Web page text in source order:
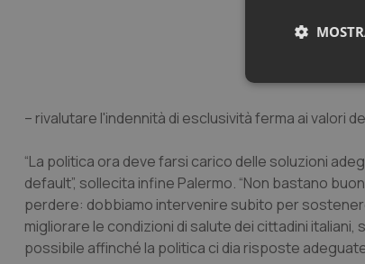
– rivalutare l'indennità di esclusività ferma ai valori
“La politica ora deve farsi carico delle soluzioni
default”, sollecita infine Palermo. “Non bastano
perdere: dobbiamo intervenire subito per
migliorare le condizioni di salute dei cittadini
possibile affinché la politica ci dia risposte
I cookie
e l'accesso